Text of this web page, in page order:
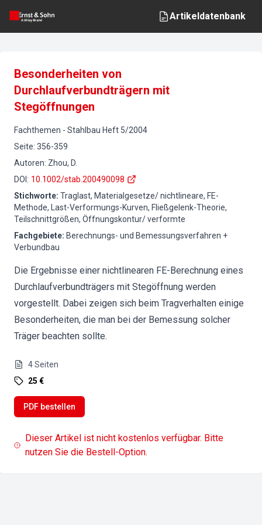
Artikeldatenbank
Besonderheiten von
Durchlaufverbundträgern mit
Stegöffnungen
Fachthemen - Stahlbau Heft 5/2004
Seite: 356-359
Autoren: Zhou, D.
DOI : 10.1002/stab.200490098
Stichworte: Traglast, Materialgesetze/ nichtlineare, FE-
Methode, Last-Verformungs-Kurven, Fließgelenk-Theorie,
Teilschnittgrößen, Öffnungskontur/ verformte
Fachgebiete: Berechnungs- und Bemessungsverfahren +
Verbundbau
Die Ergebnisse einer nichtlinearen FE-Berechnung eines
Durchlaufverbundträgers mit Stegöffnung werden
vorgestellt. Dabei zeigen sich beim Tragverhalten einige
Besonderheiten, die man bei der Bemessung solcher
Träger beachten sollte.
4Seiten
25 €
PDF bestellen
Dieser Artikel ist nicht kostenlos verfügbar. Bitte
nutzen Sie die Bestell-Option.